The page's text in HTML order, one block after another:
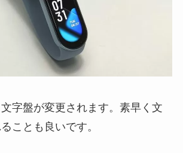
字盤が変更されます。素早く文
ことも良いです。